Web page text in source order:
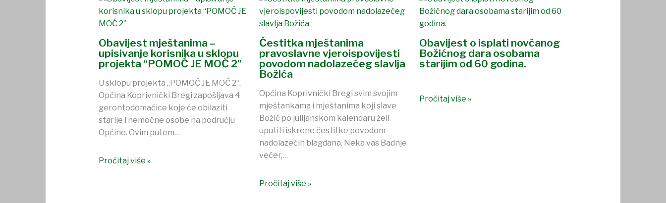
Obavijest mještanima –
upisivanje korisnika u sklopu
projekta “POMOĆ JE MOĆ 2”
U sklopu projekta „POMOĆ JE MOĆ 2“,
Općina Koprivnički Bregi zapošljava 4
gerontodomaćice koje će obilaziti
starije i nemoćne osobe na području
Općine. Ovim putem…
Pročitaj više »
Čestitka mještanima
pravoslavne vjeroispovijesti
povodom nadolazećeg slavlja
Božića
Općina Koprivnički Bregi svim svojim
mještankama i mještanima koji slave
Božić po julijanskom kalendaru želi
uputiti iskrene čestitke povodom
nadolazećih blagdana. Neka vas Badnje
večer,…
Pročitaj više »
Obavijest o isplati novčanog
Božićnog dara osobama
starijim od 60 godina.
Pročitaj više »